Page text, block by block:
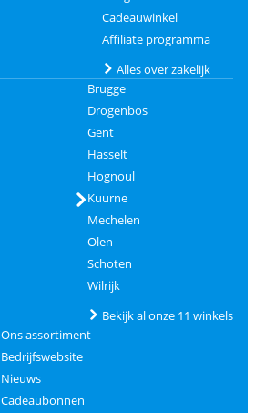
Cadeauwinkel
Affiliate programma
Alles over zakelijk
Brugge
Drogenbos
Gent
Hasselt
Hognoul
Kuurne
Mechelen
Olen
Schoten
Wilrijk
Bekijk al onze 11 winkels
Ons assortiment
Bedrijfswebsite
Nieuws
Cadeaubonnen